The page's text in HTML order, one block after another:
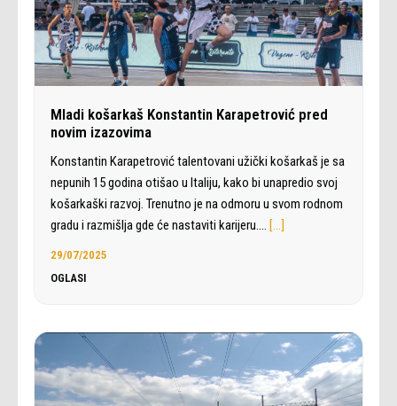
Mladi košarkaš Konstantin Karapetrović pred
novim izazovima
Konstantin Karapetrović talentovani užički košarkaš je sa
nepunih 15 godina otišao u Italiju, kako bi unapredio svoj
košarkaški razvoj. Trenutno je na odmoru u svom rodnom
gradu i razmišlja gde će nastaviti karijeru.…
[…]
29/07/2025
OGLASI